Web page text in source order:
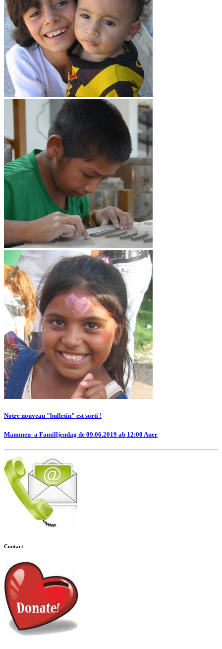
Notre nouveau "bulletin" est sorti !
Mammen- a Familljendag de 09.06.2019 ab 12:00 Auer
Contact